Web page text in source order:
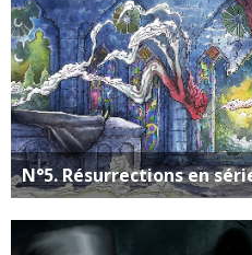
N°5. Résurrections en